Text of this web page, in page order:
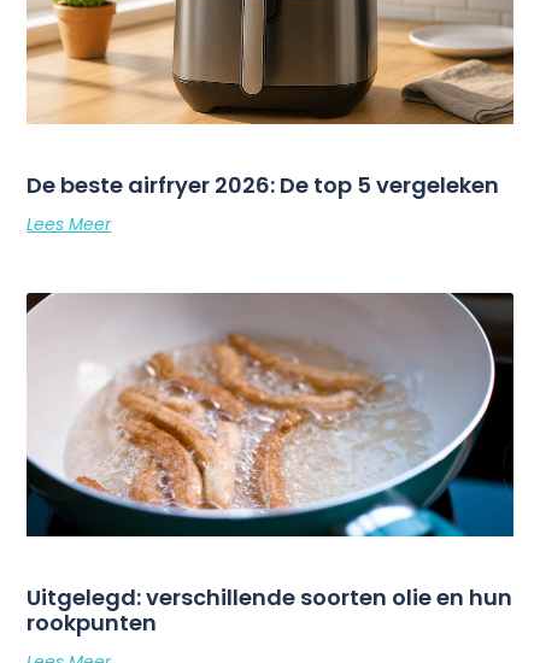
De beste airfryer 2026: De top 5 vergeleken
Lees Meer
Uitgelegd: verschillende soorten olie en hun
rookpunten